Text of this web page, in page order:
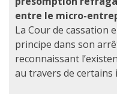
entre le micro-
La Cour de cassation
principe dans son
reconnaissant
au travers de certains